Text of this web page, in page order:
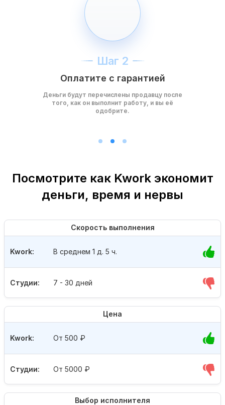
Шаг 2
Оплатите с гарантией
Деньги будут перечислены продавцу после
того, как он выполнит работу, и вы её
одобрите.
Посмотрите как Kwork экономит
деньги, время и нервы
Скорость выполнения
Студии: 7 - 30 дней
Kwork: В среднем 1 д. 5 ч.
Цена
Студии: От 5000 ₽
Kwork: От 500 ₽
Выбор исполнителя